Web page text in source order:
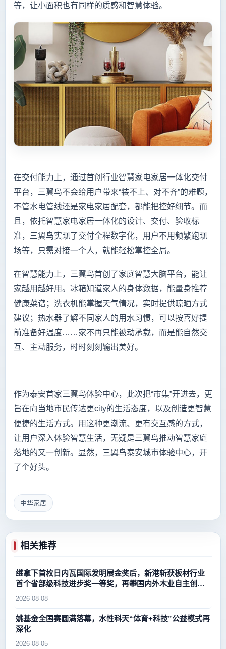
等，让小面积也有同样的质感和智慧体验。
在交付能力上，通过首创行业智慧家电家居一体化交付
平台，三翼鸟不会给用户带来“装不上、对不齐”的难题，
不管水电管线还是家电家居配套，都能把控好细节。而
且，依托智慧家电家居一体化的设计、交付、验收标
准，三翼鸟实现了交付全程数字化，用户不用频繁跑现
场等，只需对接一个人，就能轻松掌控全局。
在智慧能力上，三翼鸟首创了家庭智慧大脑平台，能让
家越用越好用。冰箱知道家人的身体数据，能量身推荐
健康菜谱；洗衣机能掌握天气情况，实时提供晾晒方式
建议；热水器了解不同家人的用水习惯，可以按喜好提
前准备好温度……家不再只能被动承载，而是能自然交
互、主动服务，时时刻刻输出美好。
作为泰安首家三翼鸟体验中心，此次把“市集”开进去，更
旨在向当地市民传达更city的生活态度，以及创造更智慧
便捷的生活方式。用这种更潮流、更有交互感的方式，
让用户深入体验智慧生活，无疑是三翼鸟推动智慧家庭
落地的又一创新。显然，三翼鸟泰安城市体验中心，开
了个好头。
中华家居
相关推荐
继拿下首枚日内瓦国际发明展金奖后，新港斩获板材行业
首个省部级科技进步奖一等奖，再攀国内外木业自主创新
新高峰
2026-08-08
姚基金全国赛圆满落幕，水性科天“体育+科技”公益模式再
深化
2026-08-05